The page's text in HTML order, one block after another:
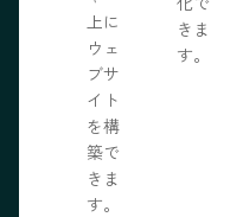
上に
ウェ
ブサ
イト
を構
築で
きま
す。
きま
す。